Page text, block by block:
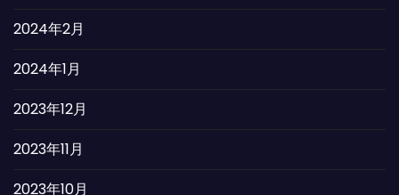
2024年2月
2024年1月
2023年12月
2023年11月
2023年10月